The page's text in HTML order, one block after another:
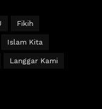
Fikih
Islam Kita
Langgar Kami